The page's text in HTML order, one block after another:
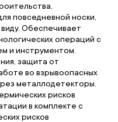
повседневной носки,
Обеспечивает
операций с
и инструментом.
защита от
во взрывоопасных
металлодетекторы.
рисков
в комплекте с
рисков